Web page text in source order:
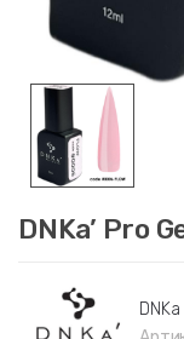
DNKa’ Pro